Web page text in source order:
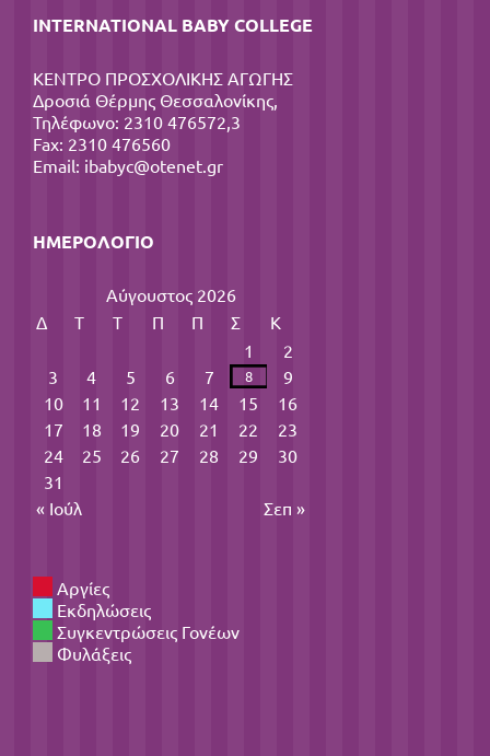
INTERNATIONAL BABY COLLEGE
ΚΕΝΤΡΟ ΠΡΟΣΧΟΛΙΚΗΣ ΑΓΩΓΗΣ
Δροσιά Θέρμης Θεσσαλονίκης,
Τηλέφωνο: 2310 476572,3
Fax: 2310 476560
Email: ibabyc@otenet.gr
ΗΜΕΡΟΛΌΓΙΟ
Αύγουστος 2026
Δ
Τ Τ Π Π Σ
Κ
1
2
3
4 5 6 7 8
9
10
11 12 13 14 15
16
17
18 19 20 21 22
23
24
25 26 27 28 29
30
31
« Ιούλ
Σεπ »
Αργίες
Εκδηλώσεις
Συγκεντρώσεις Γονέων
Φυλάξεις